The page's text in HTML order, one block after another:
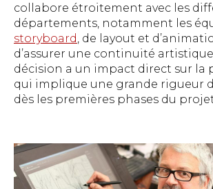
collabore étroitement avec les
départements, notamment les
storyboard, de layout et
d’assurer une continuité
décision a un impact direct sur la
qui implique une grande rigueur
dès les premières phases du